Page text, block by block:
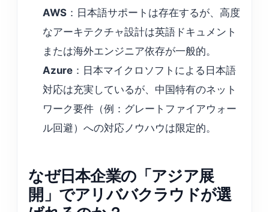
AWS ：日本語サポートは存在するが、高度
なアーキテクチャ設計は英語ドキュメント
または海外エンジニア依存が一般的。
Azure ：日本マイクロソフトによる日本語
対応は充実しているが、中国特有のネット
ワーク要件（例：グレートファイアウォー
ル回避）への対応ノウハウは限定的。
なぜ日本企業の「アジア展
開」でアリババクラウドが選